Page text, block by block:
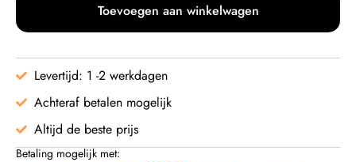
Toevoegen aan winkelwagen
Levertijd: 1 -2 werkdagen
Achteraf betalen mogelijk
Altijd de beste prijs
Betaling mogelijk met: